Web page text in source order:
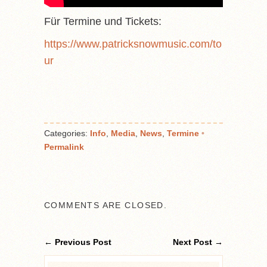
Für Termine und Tickets:
https://www.patricksnowmusic.com/to
ur
Categories: Info Media News Termine •
Permalink
COMMENTS ARE CLOSED.
← Previous Post Next Post →